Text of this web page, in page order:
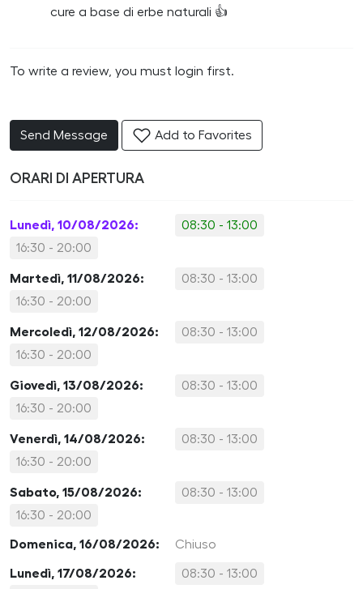
cure a base di erbe naturali 👍
To write a review, you must login first.
Send Message Add to Favorites
ORARI DI APERTURA
Lunedì, 10/08/2026:
08:30 - 13:00
16:30 - 20:00
Martedì, 11/08/2026:
08:30 - 13:00
16:30 - 20:00
Mercoledì, 12/08/2026:
08:30 - 13:00
16:30 - 20:00
Giovedì, 13/08/2026:
08:30 - 13:00
16:30 - 20:00
Venerdì, 14/08/2026:
08:30 - 13:00
16:30 - 20:00
Sabato, 15/08/2026:
08:30 - 13:00
16:30 - 20:00
Domenica, 16/08/2026: Chiuso
Lunedì, 17/08/2026:
08:30 - 13:00